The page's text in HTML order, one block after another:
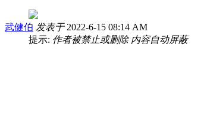
武健伯 发表于 2022-6-15 08:14 AM
提示: 作者被禁止或删除 内容自动屏蔽